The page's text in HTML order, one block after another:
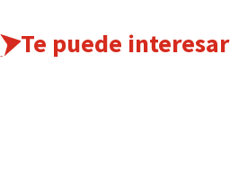
Te puede interesar